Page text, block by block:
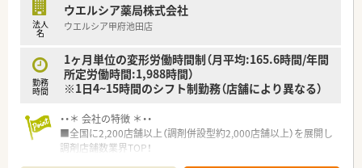
法人
名
ウエルシア薬局株式会社
ウエルシア甲府池田店
勤務
時間
1ヶ月単位の変形労働時間制（月平均:165.6時間/年間
所定労働時間:1,988時間）
※1日4~15時間のシフト制勤務（店舗により異なる）
・・＊ 会社の特徴 ＊・・
■全国に2,200店舗以上（調剤併設型約2,000店舗以上）を展開し
調剤店舗数業界TOP！